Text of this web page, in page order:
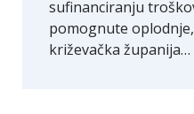
sufinanciranju
pomognute
križevačka županija…